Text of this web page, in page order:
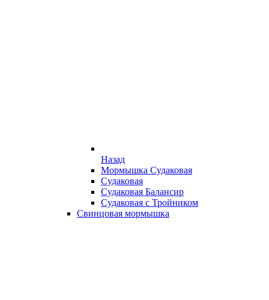
Назад
Мормышка Судаковая
Судаковая
Судаковая Балансир
Судаковая с Тройником
Свинцовая мормышка